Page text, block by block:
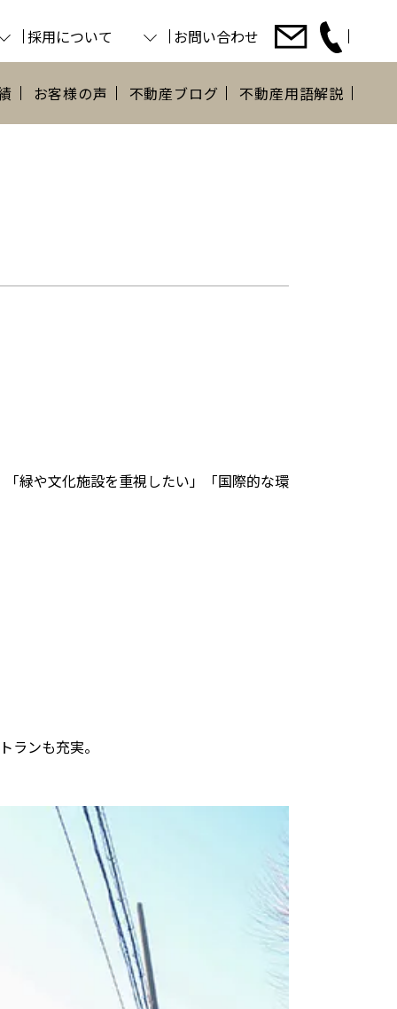
採用について お問い合わせ
お客様の声 不動産ブログ 不動産用語解説
緑や文化施設を重視したい」「国際的な環
ンも充実。